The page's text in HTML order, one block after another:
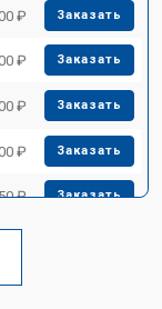
₽ Заказать
₽ Заказать
₽ Заказать
₽ Заказать
₽ Заказать
₽